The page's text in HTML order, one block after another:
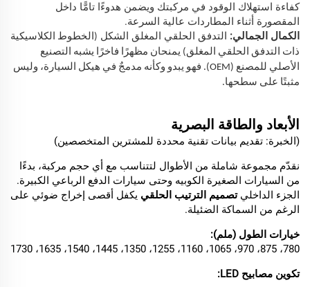
كفاءة استهلاك الوقود في مركبتك ويضمن هدوءًا تامًّا داخل
المقصورة أثناء المطاردات عالية السرعة.
الكمال الجمالي: التدفق الحلقي المغلق الشكل (الخطوط الكلاسيكية
ذات التدفق الحلقي المغلق) يمنحان مظهرًا فاخرًا يشبه التصنيع
الأصلي للمصنع (OEM). فهو يبدو وكأنه مدمجٌ في هيكل السيارة، وليس
مثبتًا على سطحها.
الأبعاد والطاقة البصرية
(الخبرة: تقديم بيانات تقنية محددة للمشترين المتخصصين)
نقدّم مجموعة شاملة من الأطوال لتتناسب مع أي حجم مركبة، بدءًا
من السيارات الصغيرة الكوبيه وحتى سيارات الدفع الرباعي الكبيرة.
الجزء الداخليتصميم الترتيب الحلقي يكفل أقصى إخراج ضوئي على
الرغم من السماكة الضئيلة.
خيارات الطول (ملم):
780، 875، 970، 1065، 1160، 1255، 1350، 1445، 1540، 1635، 1730
تكوين مصابيح LED: